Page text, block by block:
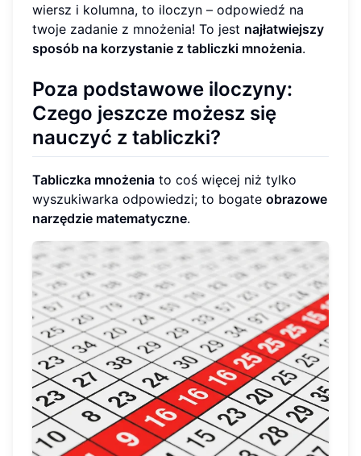
wiersz i kolumna, to iloczyn – odpowiedź na
twoje zadanie z mnożenia! To jest najłatwiejszy
sposób na korzystanie z tabliczki mnożenia.
Poza podstawowe iloczyny:
Czego jeszcze możesz się
nauczyć z tabliczki?
Tabliczka mnożenia to coś więcej niż tylko
wyszukiwarka odpowiedzi; to bogate obrazowe
narzędzie matematyczne.